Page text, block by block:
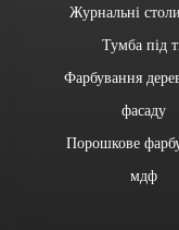
Журнальні
Тумба під
Фарбування
фасаду
Порошкове
мдф